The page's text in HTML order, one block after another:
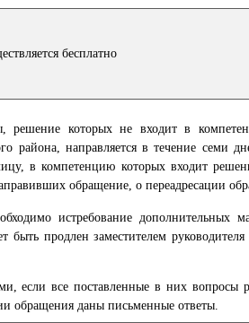
бесплатно
решение которых не входит в
района, на­правляется в течение семи
в компетенцию которых входит
обращение, о переадреса­ции
истребование дополнительных
продлен заместителем
если все поставленные в них
обращения даны письменные ответы.